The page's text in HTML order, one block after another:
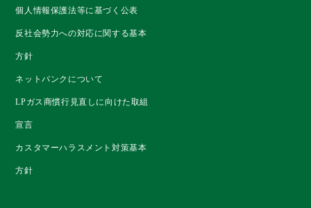
個人情報保護法等に基づく公表
反社会勢力への対応に関する基本
方針
ネットバンクについて
LPガス商慣行見直しに向けた取組
宣言
カスタマーハラスメント対策基本
方針